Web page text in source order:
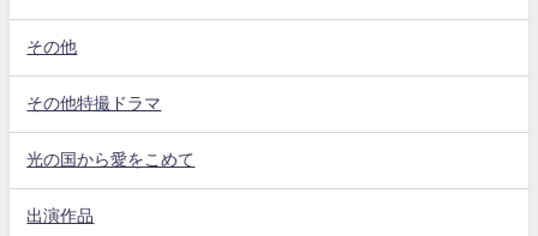
その他
その他特撮ドラマ
光の国から愛をこめて
出演作品